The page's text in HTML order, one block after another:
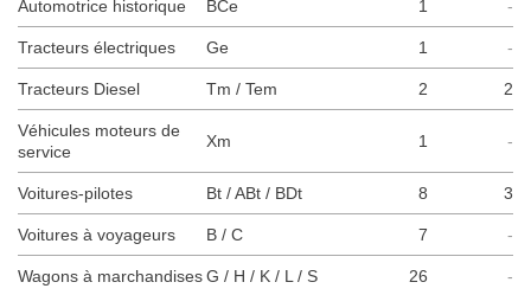
Automotrice historique BCe 1 -
Tracteurs électriques Ge 1 -
Tracteurs Diesel Tm / Tem 2 2
Véhicules moteurs de
service
Xm 1 -
Voitures-pilotes Bt / ABt / BDt 8 3
Voitures à voyageurs B / C 7 -
Wagons à marchandisesG / H / K / L / S 26 -